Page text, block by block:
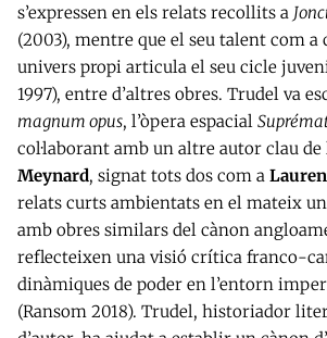
s’expressen en els relats recollits a
(2003), mentre que el seu talent com a
univers propi articula el seu cicle
1997), entre d’altres obres. Trudel va
magnum opus, l’òpera espacial
col·laborant amb un altre autor clau de
Meynard, signat tots dos com a
relats curts ambientats en el mateix
amb obres similars del cànon
reflecteixen una visió crítica franco-
dinàmiques de poder en l’entorn
(Ransom 2018). Trudel, historiador